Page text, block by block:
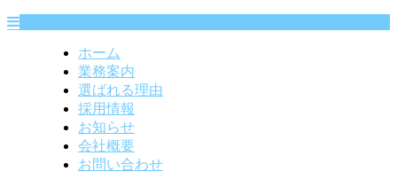
ホーム
業務案内
選ばれる理由
採用情報
お知らせ
会社概要
お問い合わせ